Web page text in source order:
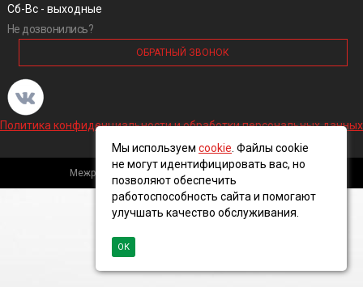
Сб-Вс - выходные
Не дозвонились?
ОБРАТНЫЙ ЗВОНОК
Политика конфиденциальности и обработки персональных данных
Межрегиональная кабельная компания, 2016 ©
Мы используем cookie . Файлы cookie
не могут идентифицировать вас, но
позволяют обеспечить
работоспособность сайта и помогают
улучшать качество обслуживания.
ОК